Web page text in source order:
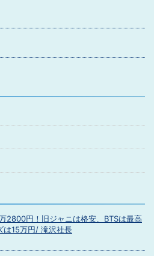
2800円！旧ジャニは格安、BTSは最高
は15万円/ 滝沢社長